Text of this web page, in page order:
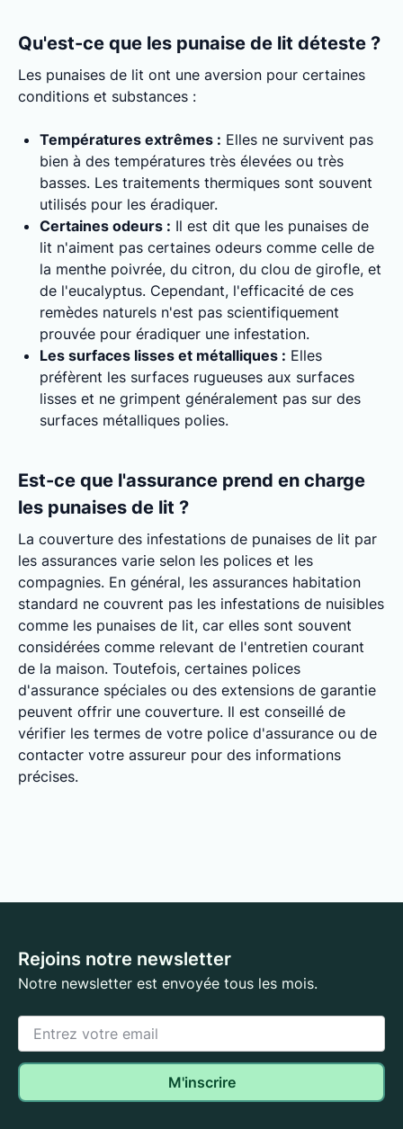
Qu'est-ce que les punaise de lit déteste ?
Les punaises de lit ont une aversion pour certaines
conditions et substances :
Températures extrêmes : Elles ne survivent pas
bien à des températures très élevées ou très
basses. Les traitements thermiques sont souvent
utilisés pour les éradiquer.
Certaines odeurs : Il est dit que les punaises de
lit n'aiment pas certaines odeurs comme celle de
la menthe poivrée, du citron, du clou de girofle, et
de l'eucalyptus. Cependant, l'efficacité de ces
remèdes naturels n'est pas scientifiquement
prouvée pour éradiquer une infestation.
Les surfaces lisses et métalliques : Elles
préfèrent les surfaces rugueuses aux surfaces
lisses et ne grimpent généralement pas sur des
surfaces métalliques polies.
Est-ce que l'assurance prend en charge
les punaises de lit ?
La couverture des infestations de punaises de lit par
les assurances varie selon les polices et les
compagnies. En général, les assurances habitation
standard ne couvrent pas les infestations de nuisibles
comme les punaises de lit, car elles sont souvent
considérées comme relevant de l'entretien courant
de la maison. Toutefois, certaines polices
d'assurance spéciales ou des extensions de garantie
peuvent offrir une couverture. Il est conseillé de
vérifier les termes de votre police d'assurance ou de
contacter votre assureur pour des informations
précises.
Rejoins notre newsletter
Notre newsletter est envoyée tous les mois.